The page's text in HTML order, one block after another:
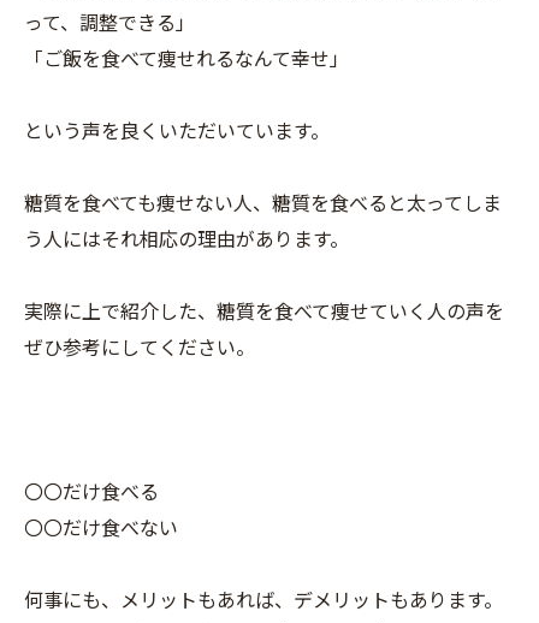
って、調整できる」
「ご飯を食べて痩せれるなんて幸せ」
という声を良くいただいています。
糖質を食べても痩せない人、糖質を食べると太ってしま
う人にはそれ相応の理由があります。
実際に上で紹介した、糖質を食べて痩せていく人の声を
ぜひ参考にしてください。
〇〇だけ食べる
〇〇だけ食べない
何事にも、メリットもあれば、デメリットもあります。